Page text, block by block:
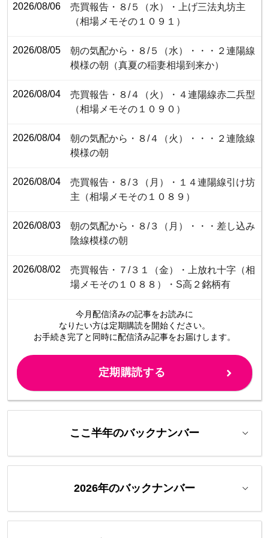
2026/08/06
売買報告・８/５（水）・上げ三法丸坊主
（相場メモその１０９１）
2026/08/05
朝の気配から・８/５（水）・・・２連陽線
模様の朝（真夏の稲妻相場到来か）
2026/08/04
売買報告・８/４（火）・４連陽線赤二兵型
（相場メモその１０９０）
2026/08/04
朝の気配から・８/４（火）・・・２連陰線
模様の朝
2026/08/04
売買報告・８/３（月）・１４連陽線引け坊
主（相場メモその１０８９）
2026/08/03
朝の気配から・８/３（月）・・・差し込み
陰線模様の朝
2026/08/02
売買報告・７/３１（金）・上放れ十字（相
場メモその１０８８）・S高２銘柄有
今月配信済みの記事をお読みに
なりたい方は定期購読を開始ください。
お手続き完了と同時に配信済み記事をお届けします。
定期購読する
ここ半年のバックナンバー
2026年のバックナンバー